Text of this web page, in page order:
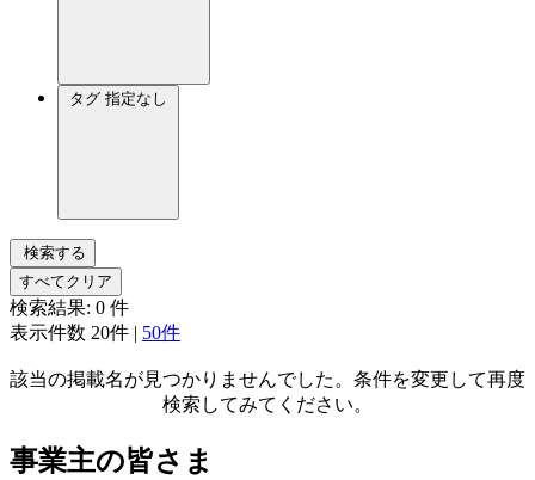
タグ 指定なし
検索する
すべてクリア
検索結果: 0 件
表示件数 20件 | 50件
該当の掲載名が見つかりませんでした。条件を変更して再度
検索してみてください。
事業主の皆さま